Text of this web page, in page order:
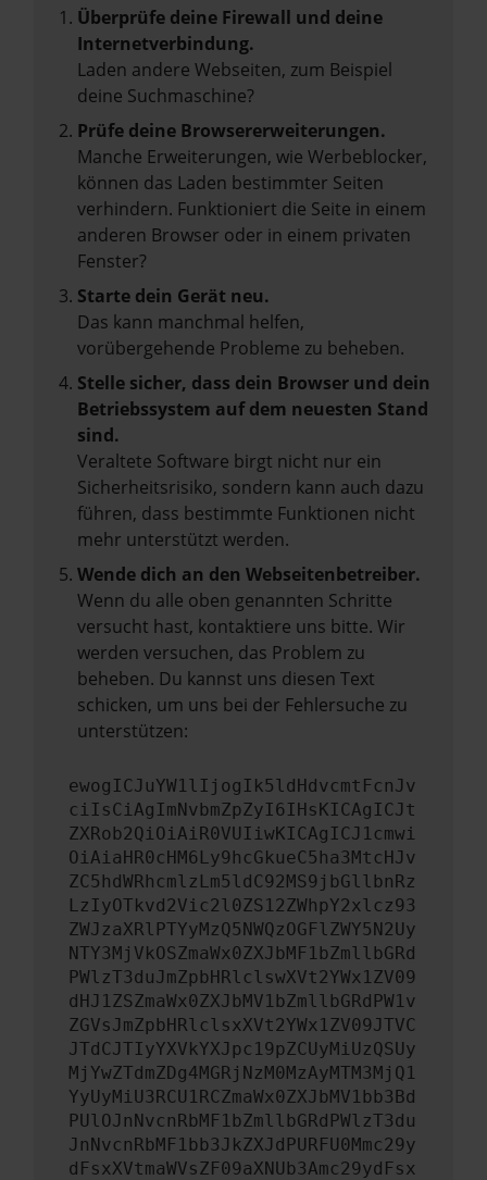
Überprüfe deine Firewall und deine
Internetverbindung.
Laden andere Webseiten, zum Beispiel
deine Suchmaschine?
Prüfe deine Browsererweiterungen.
Manche Erweiterungen, wie Werbeblocker,
können das Laden bestimmter Seiten
verhindern. Funktioniert die Seite in einem
anderen Browser oder in einem privaten
Fenster?
Starte dein Gerät neu.
Das kann manchmal helfen,
vorübergehende Probleme zu beheben.
Stelle sicher, dass dein Browser und dein
Betriebssystem auf dem neuesten Stand
sind.
Veraltete Software birgt nicht nur ein
Sicherheitsrisiko, sondern kann auch dazu
führen, dass bestimmte Funktionen nicht
mehr unterstützt werden.
Wende dich an den Webseitenbetreiber.
Wenn du alle oben genannten Schritte
versucht hast, kontaktiere uns bitte. Wir
werden versuchen, das Problem zu
beheben. Du kannst uns diesen Text
schicken, um uns bei der Fehlersuche zu
unterstützen:
ewogICJuYW1lIjogIk5ldHdvcmtFcnJv
ciIsCiAgImNvbmZpZyI6IHsKICAgICJt
ZXRob2QiOiAiR0VUIiwKICAgICJ1cmwi
OiAiaHR0cHM6Ly9hcGkueC5ha3MtcHJv
ZC5hdWRhcmlzLm5ldC92MS9jbGllbnRz
LzIyOTkvd2Vic2l0ZS12ZWhpY2xlcz93
ZWJzaXRlPTYyMzQ5NWQzOGFlZWY5N2Uy
NTY3MjVkOSZmaWx0ZXJbMF1bZmllbGRd
PWlzT3duJmZpbHRlclswXVt2YWx1ZV09
dHJ1ZSZmaWx0ZXJbMV1bZmllbGRdPW1v
ZGVsJmZpbHRlclsxXVt2YWx1ZV09JTVC
JTdCJTIyYXVkYXJpc19pZCUyMiUzQSUy
MjYwZTdmZDg4MGRjNzM0MzAyMTM3MjQ1
YyUyMiU3RCU1RCZmaWx0ZXJbMV1bb3Bd
PUlOJnNvcnRbMF1bZmllbGRdPWlzT3du
JnNvcnRbMF1bb3JkZXJdPURFU0Mmc29y
dFsxXVtmaWVsZF09aXNUb3Amc29ydFsx